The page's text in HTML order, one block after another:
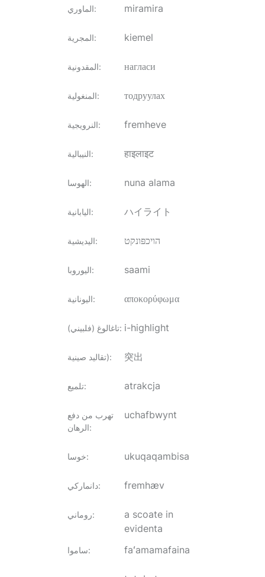
الماوري: miramira
المجرية: kiemel
المقدونية: нагласи
المنغولية: тодруулах
النرويجية: fremheve
النيبالية: हाइलाइट
الهوسا: nuna alama
اليابانية: ハイライト
اليديشية: הויכפּונקט
اليوروبا: saami
اليونانية: αποκορύφωμα
تاغالوغ (فلبيني): i-highlight
تقاليد صينية): 突出
تلميع: atrakcja
تهرب من دفع
الرهان:
uchafbwynt
خوسا: ukuqaqambisa
دانماركي: fremhæv
روماني:
a scoate in
evidenta
ساموا: faʻamamafaina